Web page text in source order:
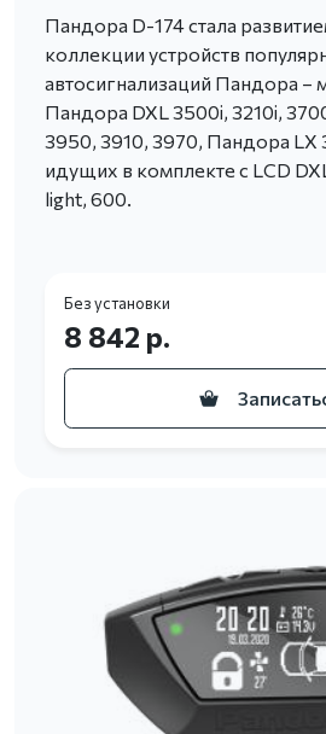
Пандора D-174 стала
коллекции устройств
автосигнализаций Пандора –
Пандора DXL 3500i, 3210i,
3950, 3910, 3970, Пандора LX
идущих в комплекте с LCD
light, 600.
Без установки
8 842 р.